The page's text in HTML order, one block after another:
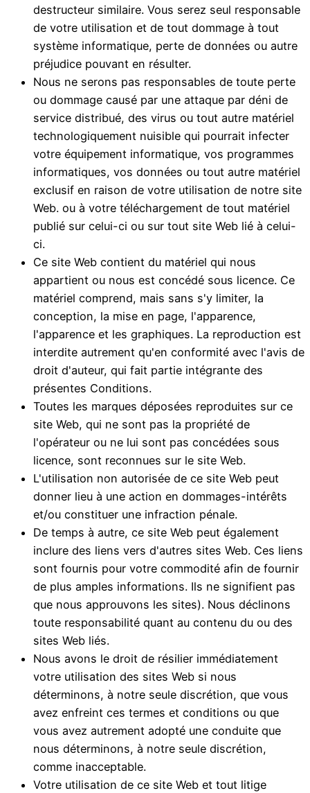
destructeur similaire. Vous serez seul responsable
de votre utilisation et de tout dommage à tout
système informatique, perte de données ou autre
préjudice pouvant en résulter.
Nous ne serons pas responsables de toute perte
ou dommage causé par une attaque par déni de
service distribué, des virus ou tout autre matériel
technologiquement nuisible qui pourrait infecter
votre équipement informatique, vos programmes
informatiques, vos données ou tout autre matériel
exclusif en raison de votre utilisation de notre site
Web. ou à votre téléchargement de tout matériel
publié sur celui-ci ou sur tout site Web lié à celui-
ci.
Ce site Web contient du matériel qui nous
appartient ou nous est concédé sous licence. Ce
matériel comprend, mais sans s'y limiter, la
conception, la mise en page, l'apparence,
l'apparence et les graphiques. La reproduction est
interdite autrement qu'en conformité avec l'avis de
droit d'auteur, qui fait partie intégrante des
présentes Conditions.
Toutes les marques déposées reproduites sur ce
site Web, qui ne sont pas la propriété de
l'opérateur ou ne lui sont pas concédées sous
licence, sont reconnues sur le site Web.
L'utilisation non autorisée de ce site Web peut
donner lieu à une action en dommages-intérêts
et/ou constituer une infraction pénale.
De temps à autre, ce site Web peut également
inclure des liens vers d'autres sites Web. Ces liens
sont fournis pour votre commodité afin de fournir
de plus amples informations. Ils ne signifient pas
que nous approuvons les sites). Nous déclinons
toute responsabilité quant au contenu du ou des
sites Web liés.
Nous avons le droit de résilier immédiatement
votre utilisation des sites Web si nous
déterminons, à notre seule discrétion, que vous
avez enfreint ces termes et conditions ou que
vous avez autrement adopté une conduite que
nous déterminons, à notre seule discrétion,
comme inacceptable.
Votre utilisation de ce site Web et tout litige